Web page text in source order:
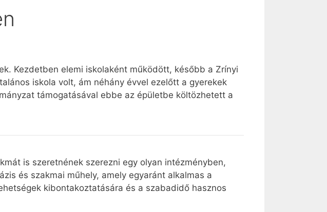
Kezdetben elemi iskolaként működött, később a Zrínyi
iskola volt, ám néhány évvel ezelőtt a gyerekek
támogatásával ebbe az épületbe költözhetett a
is szeretnének szerezni egy olyan intézményben,
és szakmai műhely, amely egyaránt alkalmas a
kibontakoztatására és a szabadidő hasznos